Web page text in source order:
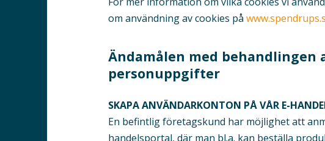
om användning av cookies på
Ändamålen med behandlingen
personuppgifter
SKAPA ANVÄNDARKONTON PÅ VÅR E-
En befintlig företagskund har möjlighet att
handelsportal, där man bl.a. kan beställa